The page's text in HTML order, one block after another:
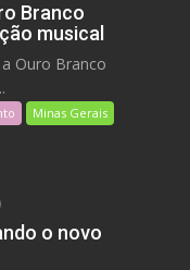
Branco
musical
Ouro Branco
Minas Gerais
o novo